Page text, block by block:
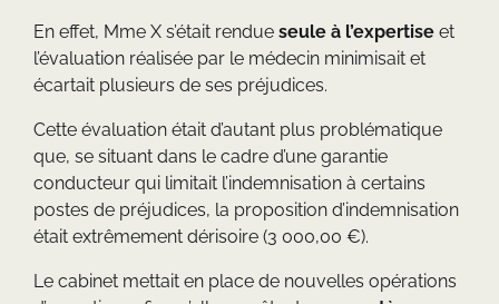
En effet, Mme X s’était rendue seule à l’expertise et
l’évaluation réalisée par le médecin minimisait et
écartait plusieurs de ses préjudices.
Cette évaluation était d’autant plus problématique
que, se situant dans le cadre d’une garantie
conducteur qui limitait l’indemnisation à certains
postes de préjudices, la proposition d’indemnisation
était extrêmement dérisoire (3 000,00 €).
Le cabinet mettait en place de nouvelles opérations